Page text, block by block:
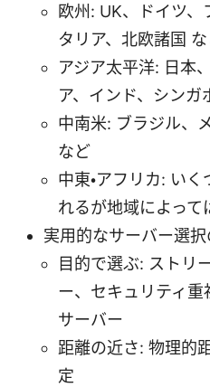
欧州: UK、ドイツ、
タリア、北欧諸国
アジア太平洋: 日本
ア、インド、シン
中南米: ブラジル、
など
中東・アフリカ: い
れるが地域によって
実用的なサーバー選択
目的で選ぶ: ストリ
ー、セキュリティ
サーバー
距離の近さ: 物理的
定